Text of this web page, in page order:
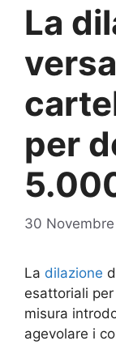
La
per
30
La dilazione
esattoriali
misura
agevolare i